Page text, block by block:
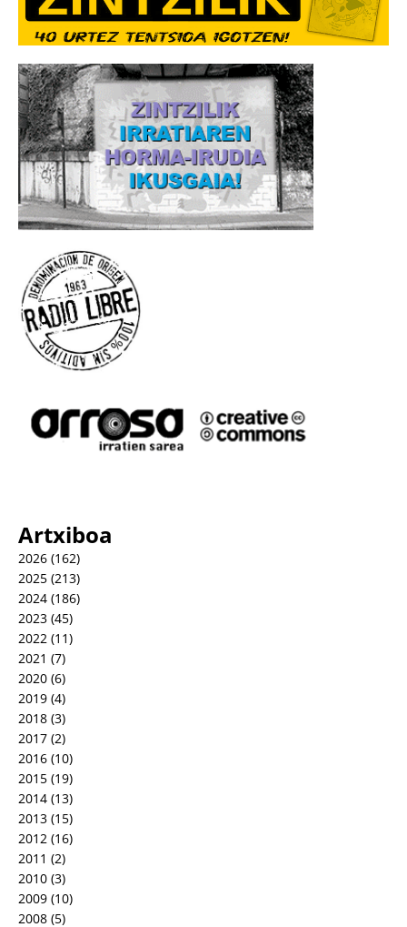
Artxiboa
2026 (162)
2025 (213)
2024 (186)
2023 (45)
2022 (11)
2021 (7)
2020 (6)
2019 (4)
2018 (3)
2017 (2)
2016 (10)
2015 (19)
2014 (13)
2013 (15)
2012 (16)
2011 (2)
2010 (3)
2009 (10)
2008 (5)